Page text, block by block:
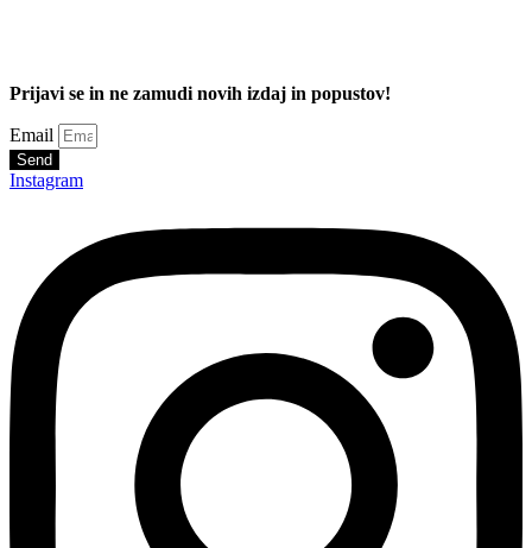
Prijavi se in ne zamudi novih izdaj in popustov!
Email
Send
Instagram